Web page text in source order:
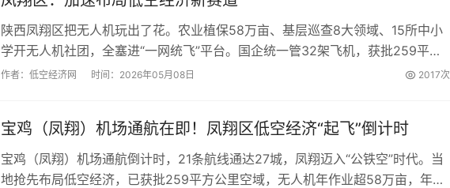
陕西凤翔区把无人机玩出了花。农业植保58万亩、基层巡查8大领域、15所中小
学开无人机社团，全塞进“一网统飞”平台。国企统一管32架飞机，获批259平方
公里空域，还要建千亩低空产业园。从麦田到校园，低空+正在改变这座关中县
作者：低空经济网 时间：2026年05月08日 2017次
宝鸡（凤翔）机场通航在即！凤翔区低空经济“起飞”倒计时
宝鸡（凤翔）机场通航倒计时，21条航线通达27城，凤翔迈入“公铁空”时代。当
地抢先布局低空经济，已获批259平方公里空域，无人机年作业超58万亩，年节